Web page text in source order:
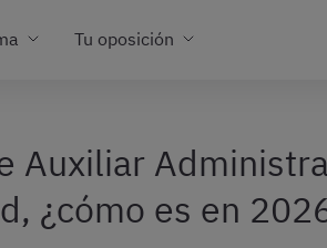
Tu oposición
Auxiliar
¿cómo es en